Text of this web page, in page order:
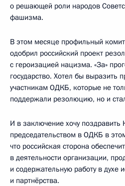
о решающей роли народов
фашизма.
В этом месяце профильный
одобрил российский проект
с героизацией нацизма. «За»
государство. Хотел бы выразить
участникам ОДКБ, которые не
поддержали резолюцию, но и
И в заключение хочу
председательством в ОДКБ в
что российская сторона
в деятельности организации,
и содержательную работу в духе
и партнёрства.